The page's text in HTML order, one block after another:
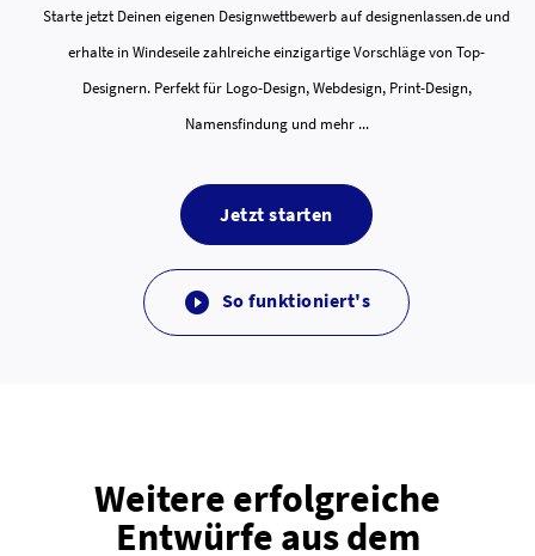
Starte jetzt Deinen eigenen Designwettbewerb auf designenlassen.de und
erhalte in Windeseile zahlreiche einzigartige Vorschläge von Top-
Designern. Perfekt für Logo-Design, Webdesign, Print-Design,
Namensfindung und mehr ...
Jetzt starten
 So funktioniert's
Weitere erfolgreiche
Entwürfe aus dem